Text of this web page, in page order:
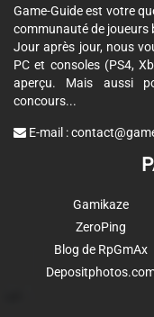
Game-Guide est votre
communauté de joueurs
Jour après jour, nous
PC et consoles (PS4,
aperçu. Mais aussi
concours...
E-mail :
Gamikaze
ZeroPing
Blog de RpGmAx